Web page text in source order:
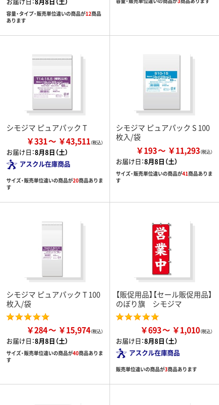
容量・タイプ・販売単位違いの商品が12商品
あります
シモジマ ピュアパック T
￥331 ￥43,511
お届け日：8月8日（土）
アスクル在庫商品
サイズ・販売単位違いの商品が20商品ありま
す
シモジマ ピュアパック S 100
枚入/袋
￥193 ￥11,293
お届け日：8月8日（土）
サイズ・販売単位違いの商品が41商品ありま
す
シモジマ ピュアパック T 100
枚入/袋
￥284 ￥15,974
お届け日：8月8日（土）
サイズ・販売単位違いの商品が40商品ありま
す
【販促用品】【セール販促用品】
のぼり旗 シモジマ
￥693 ￥1,010
お届け日：8月8日（土）
アスクル在庫商品
販売単位違いの商品が3商品あります